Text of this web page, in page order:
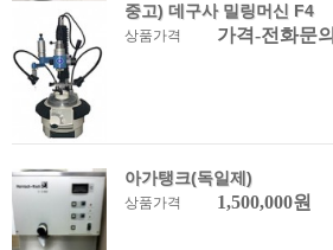
중고) 데구사 밀링머신 F4
상품가격 가격-전화문의
아가탱크(독일제)
상품가격 1,500,000원